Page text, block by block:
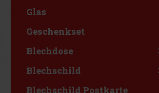
Glas
Geschenkset
Blechdose
Blechschild
Blechschild Postkarte